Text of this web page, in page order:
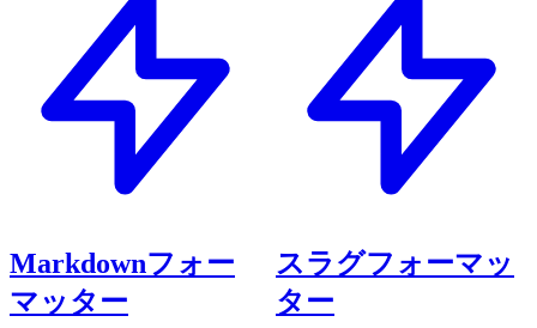
Markdownフォー
マッター
スラグフォーマッ
ター